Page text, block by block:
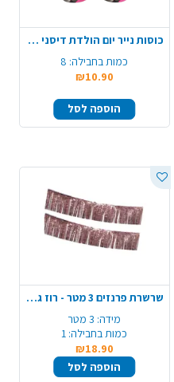
כוסות נייר יום הולדת דיסני - מיני מאוס מרובע
כמות בחבילה: 8
₪10.90
הוספה לסל
שרשרת פרנזים 3 מטר - רוז גולד
מידה: 3 מטר
כמות בחבילה: 1
₪18.90
הוספה לסל